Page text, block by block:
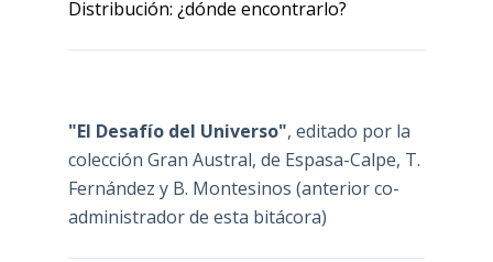
Distribución: ¿dónde encontrarlo?
"El Desafío del Universo", editado por la
colección Gran Austral, de Espasa-Calpe, T.
Fernández y B. Montesinos (anterior co-
administrador de esta bitácora)